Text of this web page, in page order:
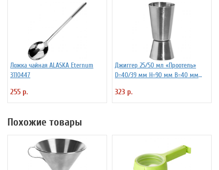
Ложка чайная ALASKA Eternum
3110447
255 р.
Джиггер 25/50 мл «Проотель»
D=40/39 мм H=90 мм B=40 мм
323 р.
Похожие товары